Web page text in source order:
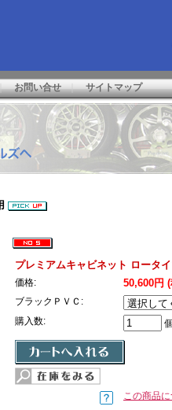
お問い合せ ｜ サイトマップ
プレミアムキャビネット ロータ
価格: 50,600円
ブラックＰＶＣ:
購入数:
個
この商品